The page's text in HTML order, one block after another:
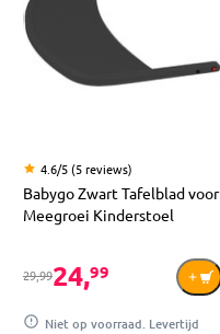
4.6/5 (5 reviews)
Babygo Zwart Tafelblad voor
Meegroei Kinderstoel
29,9924,99
Niet op voorraad. Levertijd